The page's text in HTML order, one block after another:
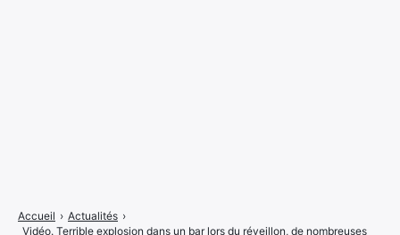
Accueil › Actualités ›
Vidéo. Terrible explosion dans un bar lors du réveillon, de nombreuses